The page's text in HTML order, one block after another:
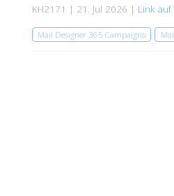
KH2171 | 21. Jul 2026 | Link auf
Mail Designer 365 Campaigns